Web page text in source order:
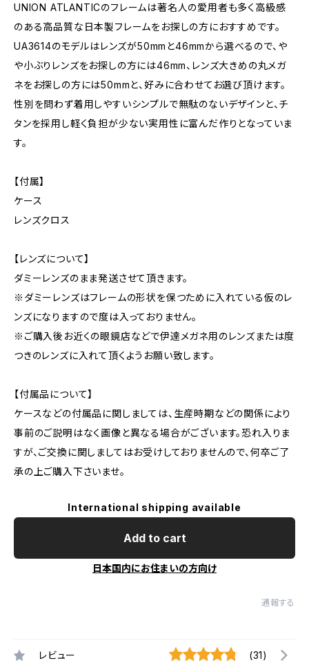
UNION ATLANTICのフレームは著名人の愛用者も多く高級感
のある高品質な日本製フレームをお探しの方におすすめです。
UA3614のモデルはレンズが50mmと46mmから選べるので、や
や小ぶりレンズをお探しの方には46mm、レンズ大きめの丸メガ
ネをお探しの方には50mmと、好みに合わせてお選び頂けます。
性別を問わず着用しやすいシンプルで無駄のないデザインと、チ
タンを採用し軽く負担が少ない実用性に富んだ作りとなっていま
す。
【付属】
ケース
レンズクロス
【レンズについて】
ダミーレンズのまま発送させて頂きます。
※ダミーレンズはフレームの形状を保つために入れている仮のレ
ンズになりますので度は入っておりません。
※ご購入後お近くの眼鏡店などで伊達メガネ用のレンズまたは度
つきのレンズに入れて頂くようお願い致します。
【付属品について】
ケースなどの付属品に関しましては、生産時期などの関係により
事前のご説明はなく画像と異なる場合がございます。恐れ入りま
すが、ご交換に関しましてはお受けしておりませんので、何卒ご了
承の上ご購入下さいませ。
International shipping available
Add to cart
日本国内にお住まいの方向け
通報する
レビュー (31)